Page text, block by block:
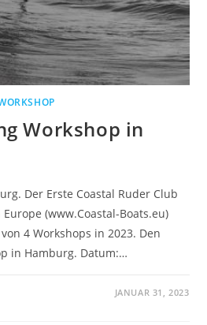
Workshop in
Der Erste Coastal Ruder Club
(www.Coastal-Boats.eu)
4 Workshops in 2023. Den
in Hamburg. Datum:…
JANUAR 31, 2023